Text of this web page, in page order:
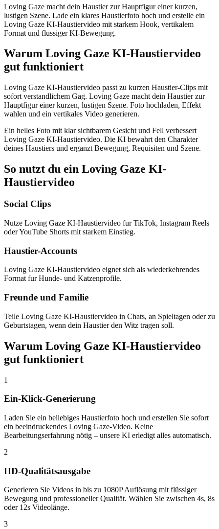
Loving Gaze macht dein Haustier zur Hauptfigur einer kurzen,
lustigen Szene. Lade ein klares Haustierfoto hoch und erstelle ein
Loving Gaze KI-Haustiervideo mit starkem Hook, vertikalem
Format und flussiger KI-Bewegung.
Warum Loving Gaze KI-Haustiervideo
gut funktioniert
Loving Gaze KI-Haustiervideo passt zu kurzen Haustier-Clips mit
sofort verstandlichem Gag. Loving Gaze macht dein Haustier zur
Hauptfigur einer kurzen, lustigen Szene. Foto hochladen, Effekt
wahlen und ein vertikales Video generieren.
Ein helles Foto mit klar sichtbarem Gesicht und Fell verbessert
Loving Gaze KI-Haustiervideo. Die KI bewahrt den Charakter
deines Haustiers und erganzt Bewegung, Requisiten und Szene.
So nutzt du ein Loving Gaze KI-
Haustiervideo
Social Clips
Nutze Loving Gaze KI-Haustiervideo fur TikTok, Instagram Reels
oder YouTube Shorts mit starkem Einstieg.
Haustier-Accounts
Loving Gaze KI-Haustiervideo eignet sich als wiederkehrendes
Format fur Hunde- und Katzenprofile.
Freunde und Familie
Teile Loving Gaze KI-Haustiervideo in Chats, an Spieltagen oder zu
Geburtstagen, wenn dein Haustier den Witz tragen soll.
Warum Loving Gaze KI-Haustiervideo
gut funktioniert
1
Ein-Klick-Generierung
Laden Sie ein beliebiges Haustierfoto hoch und erstellen Sie sofort
ein beeindruckendes Loving Gaze-Video. Keine
Bearbeitungserfahrung nötig – unsere KI erledigt alles automatisch.
2
HD-Qualitätsausgabe
Generieren Sie Videos in bis zu 1080P Auflösung mit flüssiger
Bewegung und professioneller Qualität. Wählen Sie zwischen 4s, 8s
oder 12s Videolänge.
3